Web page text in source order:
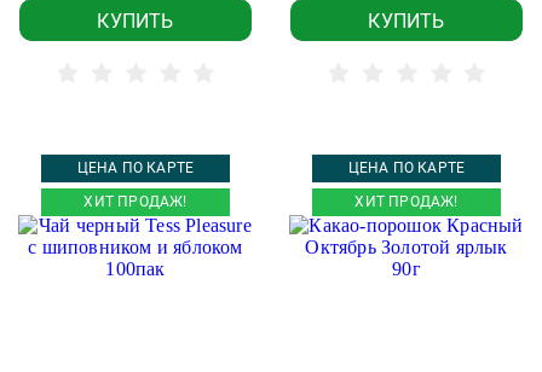
КУПИТЬ КУПИТЬ
ЦЕНА ПО КАРТЕ
ХИТ ПРОДАЖ!
ЦЕНА ПО КАРТЕ
ХИТ ПРОДАЖ!